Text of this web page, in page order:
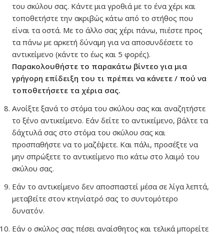
του σκύλου σας. Κάντε μια γροθιά με το ένα χέρι και
τοποθετήστε την ακριβώς κάτω από το στήθος που
είναι τα οστά. Με το άλλο σας χέρι πάνω, πιέστε προς
τα πάνω με αρκετή δύναμη για να αποσυνδέσετε το
αντικείμενο (κάντε το έως και 5 φορές).
Παρακολουθήστε το παρακάτω βίντεο για μια
γρήγορη επίδειξη του τι πρέπει να κάνετε / πού να
τοποθετήσετε τα χέρια σας.
Ανοίξτε ξανά το στόμα του σκύλου σας και αναζητήστε
το ξένο αντικείμενο. Εάν δείτε το αντικείμενο, βάλτε τα
δάχτυλά σας στο στόμα του σκύλου σας και
προσπαθήστε να το μαζέψετε. Και πάλι, προσέξτε να
μην σπρώξετε το αντικείμενο πιο κάτω στο λαιμό του
σκύλου σας.
Εάν το αντικείμενο δεν αποσπαστεί μέσα σε λίγα λεπτά,
μεταβείτε στον κτηνίατρό σας το συντομότερο
δυνατόν.
Εάν ο σκύλος σας πέσει αναίσθητος και τελικά μπορείτε